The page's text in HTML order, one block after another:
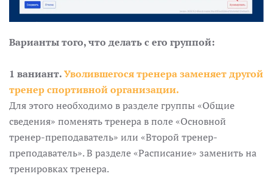
Варианты того, что делать с его группой:
1 ваниант.Уволившегося тренера заменяет другой
тренер спортивной организации.
Для этого необходимо в разделе группы «Общие
сведения» поменять тренера в поле «Основной
тренер-преподаватель» или «Второй тренер-
преподаватель». В разделе «Расписание» заменить на
тренировках тренера.